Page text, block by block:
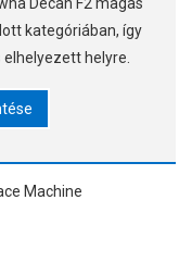
Decan F2 magas
kategóriában, így
helyre.